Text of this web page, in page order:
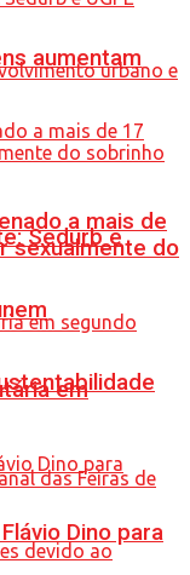
Sedurb e
aumentam
a mais de
sexualmente do
em
Dino para